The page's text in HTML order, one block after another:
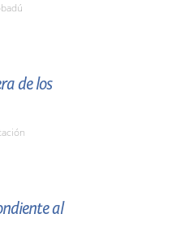
de los
al